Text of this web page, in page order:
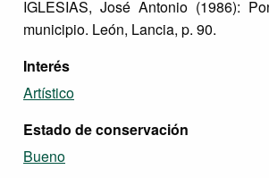
IGLESIAS, José Antonio (1986):
municipio. León, Lancia, p. 90.
Interés
Artístico
Estado de conservación
Bueno